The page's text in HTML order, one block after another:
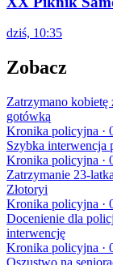
dziś, 10:35
Zobacz
Zatrzymano kobietę
gotówką
Kronika policyjna ·
Szybka interwencja
Kronika policyjna ·
Zatrzymanie 23-
Złotoryi
Kronika policyjna ·
Docenienie dla
interwencję
Kronika policyjna ·
Oszustwo na